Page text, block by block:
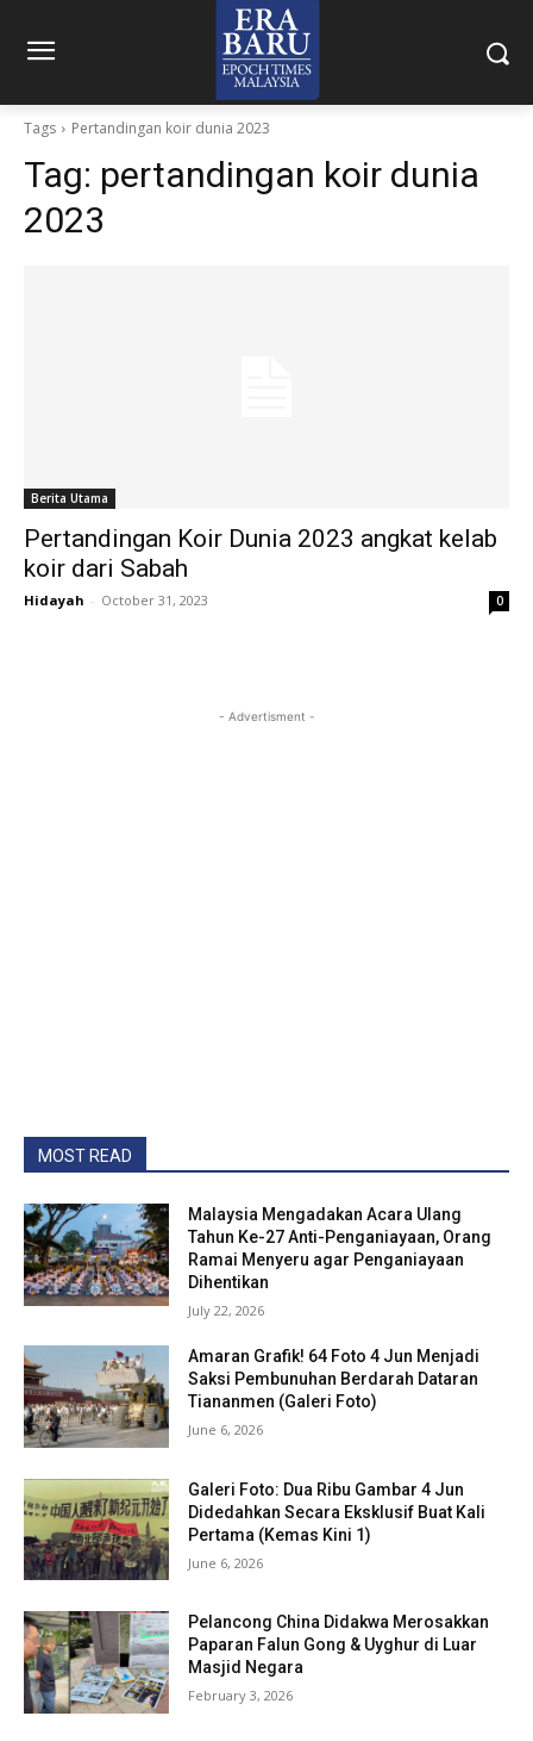
Tags Pertandingan koir dunia 2023
Tag: pertandingan koir dunia
2023
Berita Utama
Pertandingan Koir Dunia 2023 angkat kelab
koir dari Sabah
Hidayah - October 31, 2023 0
- Advertisment -
MOST READ
Malaysia Mengadakan Acara Ulang
Tahun Ke-27 Anti-Penganiayaan, Orang
Ramai Menyeru agar Penganiayaan
Dihentikan
July 22, 2026
Amaran Grafik! 64 Foto 4 Jun Menjadi
Saksi Pembunuhan Berdarah Dataran
Tiananmen (Galeri Foto)
June 6, 2026
Galeri Foto: Dua Ribu Gambar 4 Jun
Didedahkan Secara Eksklusif Buat Kali
Pertama (Kemas Kini 1)
June 6, 2026
Pelancong China Didakwa Merosakkan
Paparan Falun Gong & Uyghur di Luar
Masjid Negara
February 3, 2026